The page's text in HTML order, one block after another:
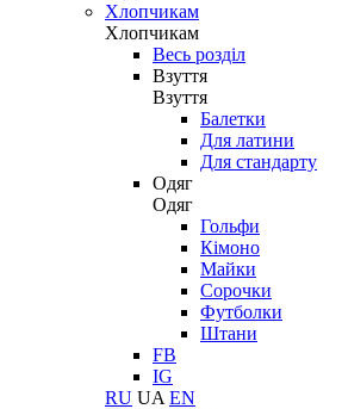
Хлопчикам
Хлопчикам
Весь розділ
Взуття
Взуття
Балетки
Для латини
Для стандарту
Одяг
Одяг
Гольфи
Кімоно
Майки
Сорочки
Футболки
Штани
FB
IG
RU UA EN